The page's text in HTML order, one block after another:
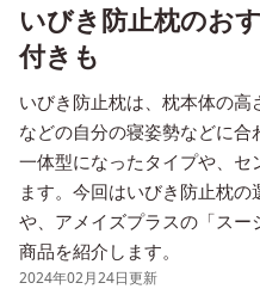
いびき防止枕のお
付きも
いびき防止枕は、枕本体の
などの自分の寝姿勢などに合
一体型になったタイプや、セ
ます。今回はいびき防止枕
や、アメイズプラスの「スー
商品を紹介します。
2024年02月24日更新